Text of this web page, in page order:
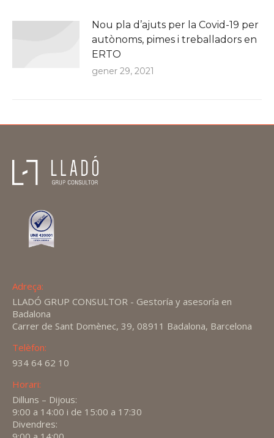
Nou pla d’ajuts per la Covid-19 per
autònoms, pimes i treballadors en
ERTO
gener 29, 2021
Adreça:
LLADÓ GRUP CONSULTOR - Gestoría y asesoría en
Badalona
Carrer de Sant Domènec, 39, 08911 Badalona, Barcelona
Telèfon:
934 64 62 10
Horari:
Dilluns – Dijous:
9:00 a 14:00 i de 15:00 a 17:30
Divendres: